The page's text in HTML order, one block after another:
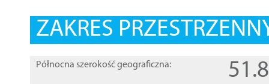
ZAKRES
Północna szerokość geograficzna: